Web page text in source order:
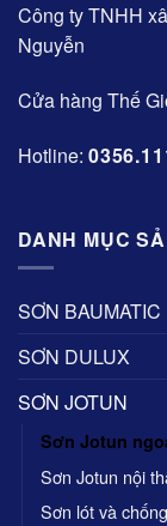
Công ty TNHH
Nguyễn
Cửa hàng Thế
Hotline:
DANH MỤC
SƠN BAUMATIC
SƠN DULUX
SƠN JOTUN
Sơn Jotun
Sơn Jotun nội
Sơn lót và